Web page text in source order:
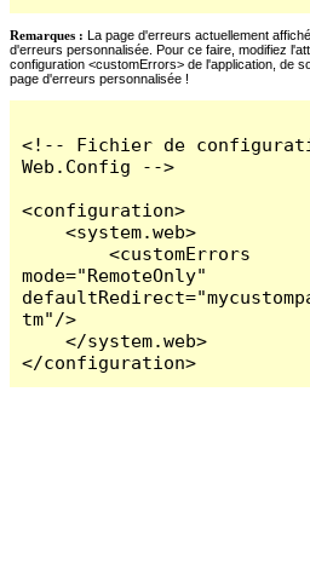
Remarques : La page d'erreurs actuellement
d'erreurs personnalisée. Pour ce faire, modifiez
configuration <customErrors> de l'application, de
page d'erreurs personnalisée !
<!-- Fichier de
Web.Config -->
<configuration>
    <system.web>
        <customErrors
mode="RemoteOnly"
tm"/>
    </system.web>
</configuration>